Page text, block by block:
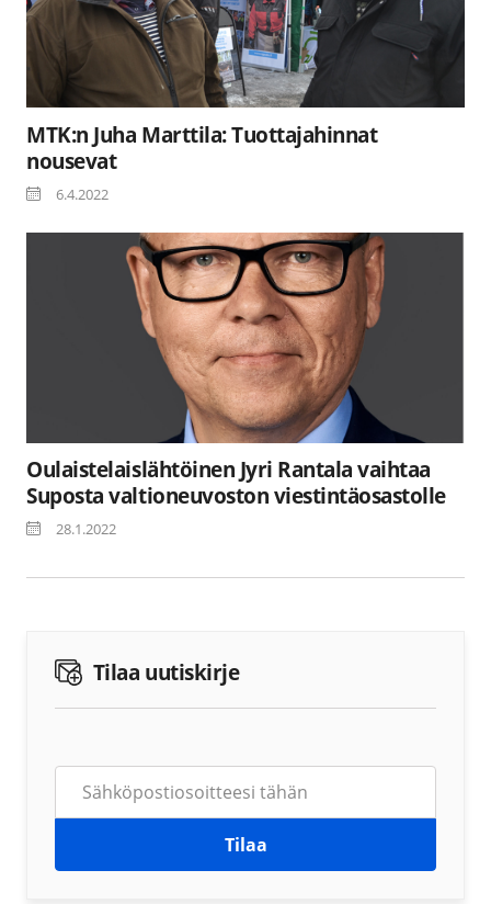
MTK:n Juha Marttila: Tuottajahinnat
nousevat
6.4.2022
Oulaistelaislähtöinen Jyri Rantala vaihtaa
Suposta valtioneuvoston viestintäosastolle
28.1.2022
Tilaa uutiskirje
Tilaa